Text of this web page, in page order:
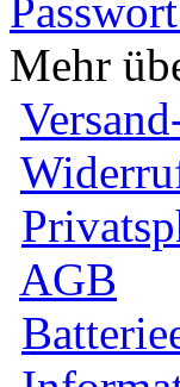
Mehr
AGB